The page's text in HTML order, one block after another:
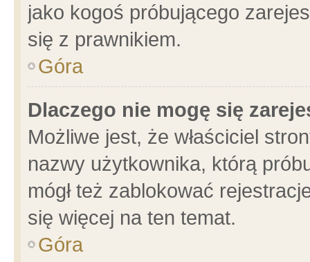
jako kogoś próbującego
się z prawnikiem.
Góra
Dlaczego nie mogę się
Możliwe jest, że właściciel
nazwy użytkownika, którą
mógł też zablokować
się więcej na ten temat.
Góra